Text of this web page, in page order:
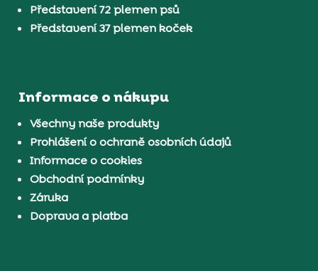
Představení 72 plemen psů
Představení 37 plemen koček
Informace o nákupu
Všechny naše produkty
Prohlášení o ochraně osobních údajů
Informace o cookies
Obchodní podmínky
Záruka
Doprava a platba